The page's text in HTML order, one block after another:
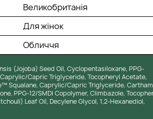
Великобританія
Для жінок
Обличчя
(Jojoba) Seed Oil, Cyclopentasiloxane, PPG-
Capric Triglyceride, Tocopheryl Acetate,
Squalane, Caprylic/Capric Triglyceride,
PPG-12/SMDI Copolymer, Climbazole,
Leaf Oil, Decylene Glycol, 1,2-Hexanediol,